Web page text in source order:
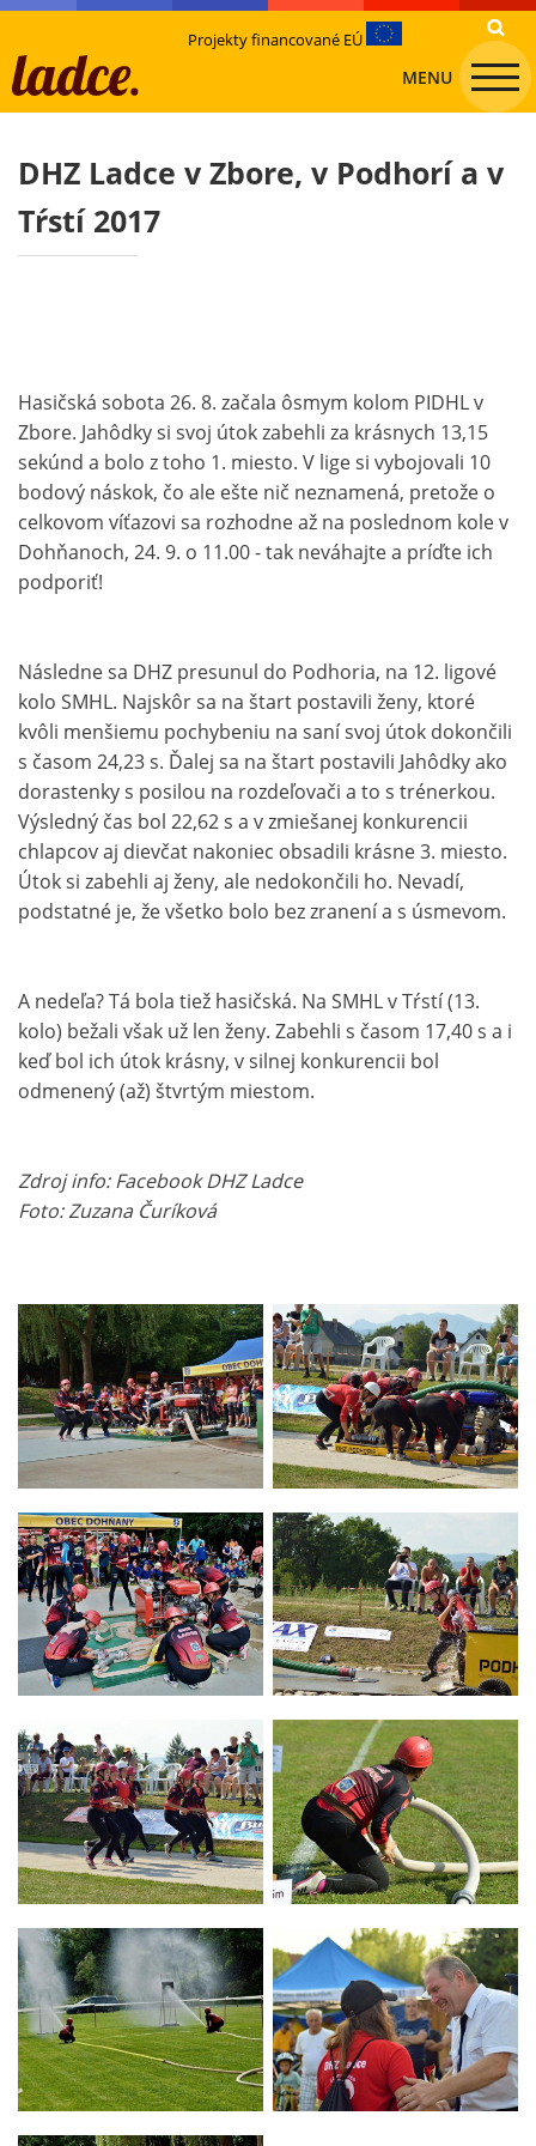
Projekty financované EÚ
MENU
DHZ Ladce v Zbore, v Podhorí a v
Tŕstí 2017
Hasičská sobota 26. 8. začala ôsmym kolom PIDHL v
Zbore. Jahôdky si svoj útok zabehli za krásnych 13,15
sekúnd a bolo z toho 1. miesto. V lige si vybojovali 10
bodový náskok, čo ale ešte nič neznamená, pretože o
celkovom víťazovi sa rozhodne až na poslednom kole v
Dohňanoch, 24. 9. o 11.00 - tak neváhajte a príďte ich
podporiť!
Následne sa DHZ presunul do Podhoria, na 12. ligové
kolo SMHL. Najskôr sa na štart postavili ženy, ktoré
kvôli menšiemu pochybeniu na saní svoj útok dokončili
s časom 24,23 s. Ďalej sa na štart postavili Jahôdky ako
dorastenky s posilou na rozdeľovači a to s trénerkou.
Výsledný čas bol 22,62 s a v zmiešanej konkurencii
chlapcov aj dievčat nakoniec obsadili krásne 3. miesto.
Útok si zabehli aj ženy, ale nedokončili ho. Nevadí,
podstatné je, že všetko bolo bez zranení a s úsmevom.
A nedeľa? Tá bola tiež hasičská. Na SMHL v Tŕstí (13.
kolo) bežali však už len ženy. Zabehli s časom 17,40 s a i
keď bol ich útok krásny, v silnej konkurencii bol
odmenený (až) štvrtým miestom.
Zdroj info: Facebook DHZ Ladce
Foto: Zuzana Čuríková